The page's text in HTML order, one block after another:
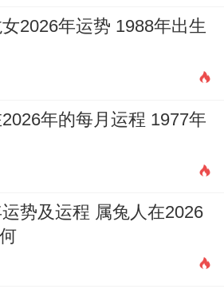
渡】
但影响不大。运势相对平
宜保守。
星】
亨通。人际关系佳，团队
目推进与事业发展。财星
不错机会。
2026年运势 1988年出生
年的每月运程 1977年
势及运程 属兔人在2026